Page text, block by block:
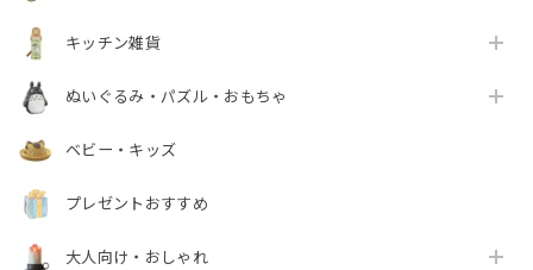
キッチン雑貨
ぬいぐるみ・パズル・おもちゃ
ベビー・キッズ
プレゼントおすすめ
大人向け・おしゃれ